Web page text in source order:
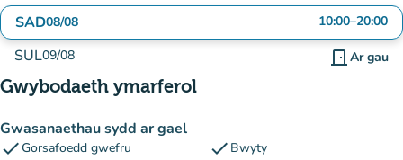
SAD08/08 10:00–20:00
SUL09/08 door_front Ar gau
Gwybodaeth ymarferol
Gwasanaethau sydd ar gael
checkGorsafoedd gwefru check Bwyty